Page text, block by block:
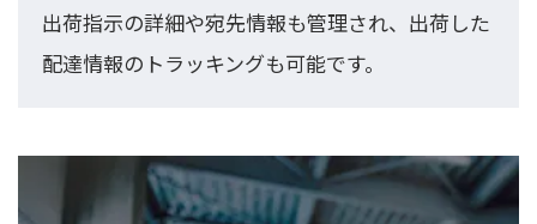
出荷指示の詳細や宛先情報も管理され、出荷した
配達情報のトラッキングも可能です。